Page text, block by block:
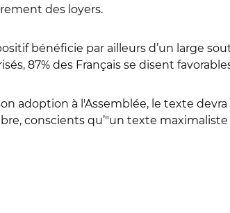
des loyers.
bénéficie par ailleurs d’un large
87% des Français se disent
adoption à l'Assemblée, le texte
conscients qu’"un texte